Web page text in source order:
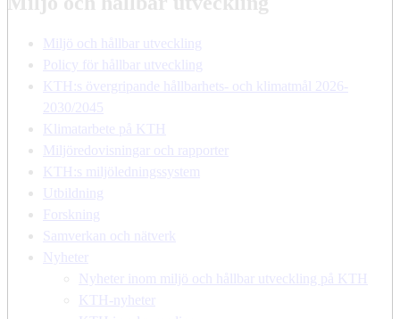
Miljö och hållbar utveckling
Policy för hållbar utveckling
KTH:s övergripande hållbarhets- och klimatmål 2026-
2030/2045
Klimatarbete på KTH
Miljöredovisningar och rapporter
KTH:s miljöledningssystem
Utbildning
Forskning
Samverkan och nätverk
Nyheter
Nyheter inom miljö och hållbar utveckling på KTH
KTH-nyheter